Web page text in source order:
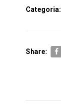
Categoria:
Share: